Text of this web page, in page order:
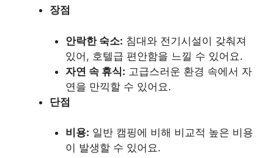
장점
안락한 숙소: 침대와 전기시설이 갖춰져
있어, 호텔급 편안함을 느낄 수 있어요.
자연 속 휴식: 고급스러운 환경 속에서 자
연을 만끽할 수 있어요.
단점
비용: 일반 캠핑에 비해 비교적 높은 비용
이 발생할 수 있어요.